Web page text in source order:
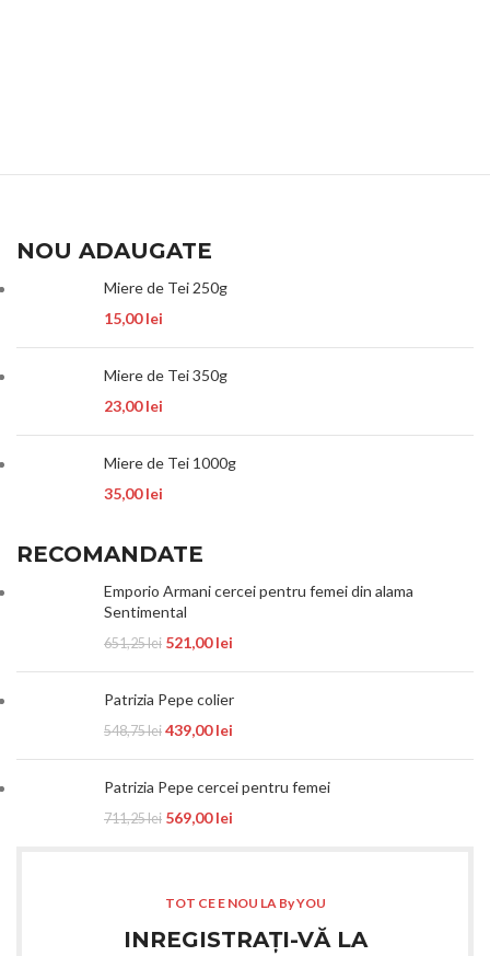
NOU ADAUGATE
Miere de Tei 250g
15,00lei
Miere de Tei 350g
23,00lei
Miere de Tei 1000g
35,00lei
RECOMANDATE
Emporio Armani cercei pentru femei din alama
Sentimental
651,25lei 521,00lei
Patrizia Pepe colier
548,75lei 439,00lei
Patrizia Pepe cercei pentru femei
711,25lei 569,00lei
TOT CE E NOU LA By YOU
INREGISTRAȚI-VĂ LA